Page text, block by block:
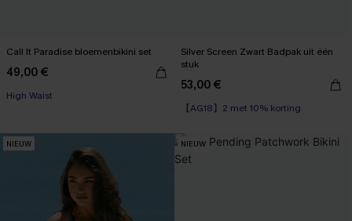
Call It Paradise bloemenbikini set
49,00 €
High Waist
Silver Screen Zwart Badpak uit één
stuk
53,00 €
【AG18】2 met 10% korting
NIEUW NIEUW